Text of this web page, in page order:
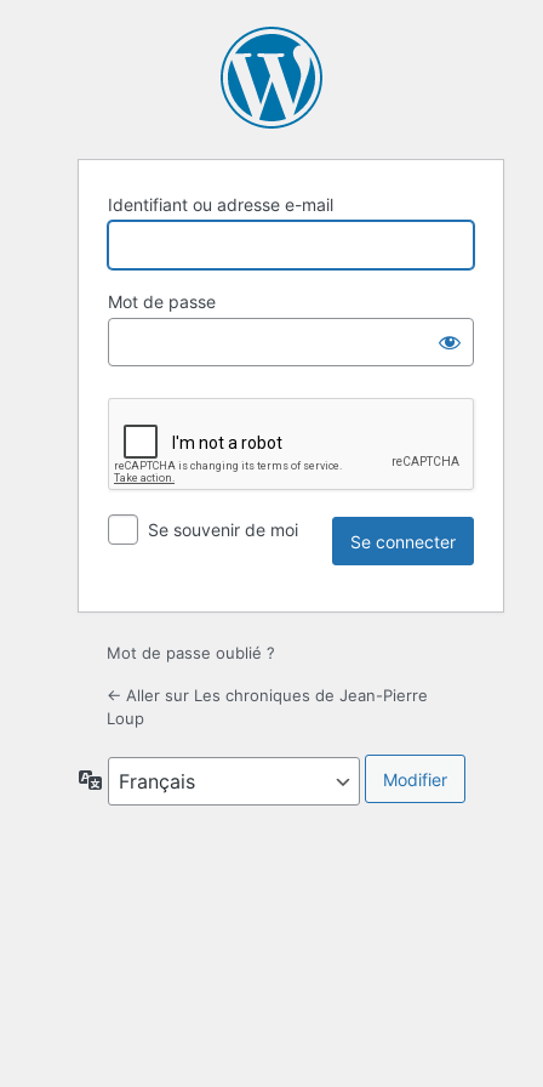
Identifiant ou adresse e-mail
Mot de passe
Se souvenir de moi
Mot de passe oublié ?
← Aller sur Les chroniques de Jean-Pierre
Loup
Langue